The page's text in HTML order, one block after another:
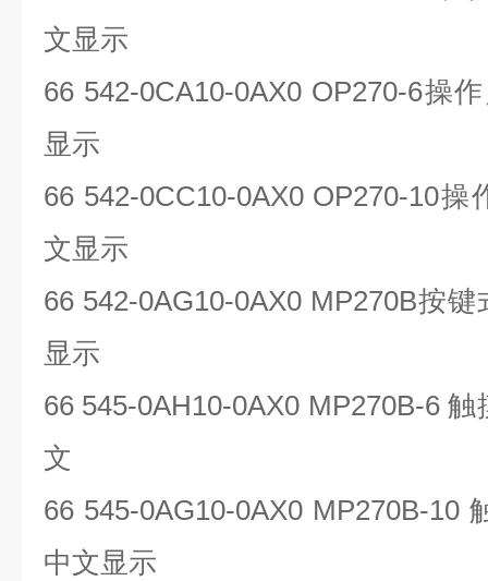
文显示
66 542-0CA10-0AX0 OP270-6操
显示
66 542-0CC10-0AX0 OP270-10操
文显示
66 542-0AG10-0AX0 MP270B按键
显示
66 545-0AH10-0AX0 MP270B-6触
文
66 545-0AG10-0AX0 MP270B-10
中文显示